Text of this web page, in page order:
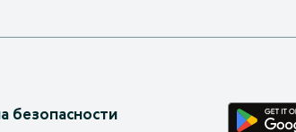
безопасности